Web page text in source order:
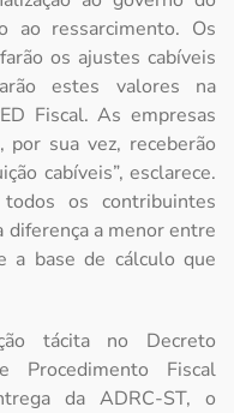
ao ressarcimento. Os
os ajustes cabíveis
estes valores na
Fiscal. As empresas
sua vez, receberão
cabíveis”, esclarece.
os contribuintes
a menor entre
a base de cálculo que
tácita no Decreto
Fiscal
da ADRC-ST, o